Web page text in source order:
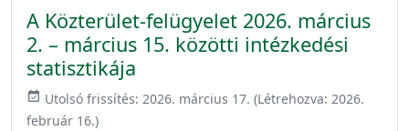
A Közterület-felügyelet 2026. március
2. – március 15. közötti intézkedési
statisztikája
event_available Utolsó frissítés: 2026. március 17. (Létrehozva: 2026.
február 16.)